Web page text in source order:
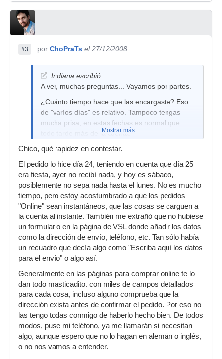
#3 por ChoPraTs el 27/12/2008
Indiana escribió:
A ver, muchas preguntas... Vayamos por partes.
¿Cuánto tiempo hace que las encargaste? Eso
de "varíos días" es relativo. Tampoco tengas
mucha prisa, en estas fechas es normal que
todo tarde más de la cuenta.
En principio hiciste todo bien, y si te mandaron
tener calma y esperar.
Tu música "dará un salto de calidad de sonido".
Esto también es relativo. Las librerías no
funcionan solas. Deberás aprender a
manejarlas. He escuchado temas con Garritan
que suenan mejor que VSL. Y muchos, por
cierto. Ahora bien, maximizando el rendimiento
de ambas librerías, desde luego que con VSL se
sacaría mayor calidad de sonido. Pero no olvides
la mezcla son fundamentales.
Ánimo, suerte y paciencia, has comprado unas
muy buenas librerías.
Mostrar más
Chico, qué rapidez en contestar.
El pedido lo hice día 24, teniendo en cuenta que día 25
era fiesta, ayer no recibí nada, y hoy es sábado,
posiblemente no sepa nada hasta el lunes. No es mucho
tiempo, pero estoy acostumbrado a que los pedidos
"Online" sean instantáneos, que las cosas se carguen a
la cuenta al instante. También me extrañó que no hubiese
un formulario en la página de VSL donde añadir los datos
como la dirección de envío, teléfono, etc. Tan sólo había
un recuadro que decía algo como "Escriba aquí los datos
para el envío" o algo así.
Generalmente en las páginas para comprar online te lo
dan todo masticadito, con miles de campos detallados
para cada cosa, incluso alguno comprueba que la
dirección exista antes de confirmar el pedido. Por eso no
las tengo todas conmigo de haberlo hecho bien. De todos
modos, puse mi teléfono, ya me llamarán si necesitan
algo, aunque espero que no lo hagan en alemán o inglés,
o no nos vamos a entender.